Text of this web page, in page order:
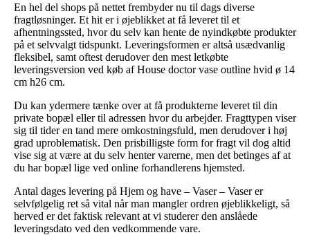
En hel del shops på nettet frembyder nu til dags diverse
fragtløsninger. Et hit er i øjeblikket at få leveret til et
afhentningssted, hvor du selv kan hente de nyindkøbte produkter
på et selvvalgt tidspunkt. Leveringsformen er altså usædvanlig
fleksibel, samt oftest derudover den mest letkøbte
leveringsversion ved køb af House doctor vase outline hvid ø 14
cm h26 cm.
Du kan ydermere tænke over at få produkterne leveret til din
private bopæl eller til adressen hvor du arbejder. Fragttypen viser
sig til tider en tand mere omkostningsfuld, men derudover i høj
grad uproblematisk. Den prisbilligste form for fragt vil dog altid
vise sig at være at du selv henter varerne, men det betinges af at
du har bopæl lige ved online forhandlerens hjemsted.
Antal dages levering på Hjem og have – Vaser – Vaser er
selvfølgelig ret så vital når man mangler ordren øjeblikkeligt, så
herved er det faktisk relevant at vi studerer den anslåede
leveringsdato ved den vedkommende vare.